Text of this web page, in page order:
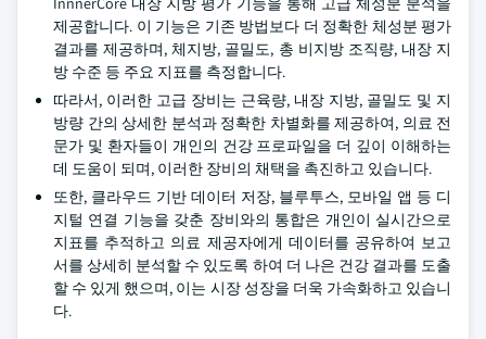
제공합니다. 이 기능은 기존 방법보다 더 정확한 체성분 평가
결과를 제공하며, 체지방, 골밀도, 총 비지방 조직량, 내장 지
방 수준 등 주요 지표를 측정합니다.
따라서, 이러한 고급 장비는 근육량, 내장 지방, 골밀도 및 지
방량 간의 상세한 분석과 정확한 차별화를 제공하여, 의료 전
문가 및 환자들이 개인의 건강 프로파일을 더 깊이 이해하는
데 도움이 되며, 이러한 장비의 채택을 촉진하고 있습니다.
또한, 클라우드 기반 데이터 저장, 블루투스, 모바일 앱 등 디
지털 연결 기능을 갖춘 장비와의 통합은 개인이 실시간으로
지표를 추적하고 의료 제공자에게 데이터를 공유하여 보고
서를 상세히 분석할 수 있도록 하여 더 나은 건강 결과를 도출
할 수 있게 했으며, 이는 시장 성장을 더욱 가속화하고 있습니
다.